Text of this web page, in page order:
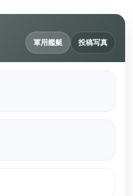
軍用艦艇 投稿写真